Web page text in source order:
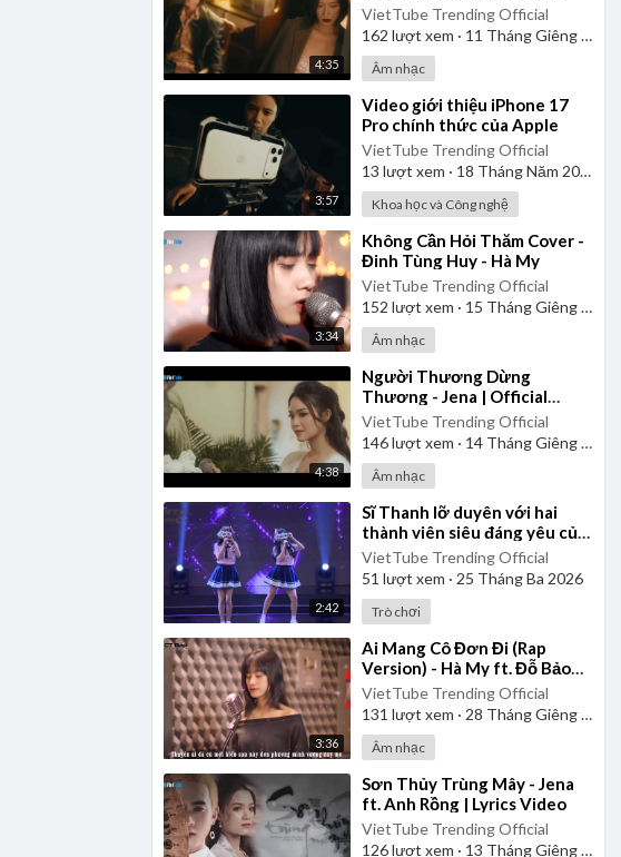
4:35
VietTube Trending Official
162 lượt xem · 11 Tháng Giêng 2025
Âm nhạc
3:57
⁣Video giới thiệu iPhone 17
Pro chính thức của Apple
VietTube Trending Official
13 lượt xem · 18 Tháng Năm 2026
Khoa học và Công nghệ
3:34
⁣Không Cần Hỏi Thăm Cover -
Đinh Tùng Huy - Hà My
VietTube Trending Official
152 lượt xem · 15 Tháng Giêng 2025
Âm nhạc
4:38
⁣Người Thương Dừng
Thương - Jena | Official
Music Video
VietTube Trending Official
146lượt xem · 14 Tháng Giêng 2025
Âm nhạc
2:42
⁣Sĩ Thanh lỡ duyên với hai
thành viên siêu đáng yêu của
nhóm SGO48 | Giọng Ca Bí Ẩn
VietTube Trending Official
51 lượt xem · 25 Tháng Ba 2026
Trò chơi
3:36
⁣Ai Mang Cô Đơn Đi (Rap
Version) - Hà My ft. Đỗ Bảo
Lâm
VietTube Trending Official
131 lượt xem · 28 Tháng Giêng 2025
Âm nhạc
⁣Sơn Thủy Trùng Mây - Jena
ft. Anh Rồng | Lyrics Video
VietTube Trending Official
126lượt xem · 13 Tháng Giêng 2025